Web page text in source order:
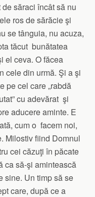
săraci încât să nu
ros de sărăcie şi
se tânguia, nu acuza,
tăcut bunătatea
el ceva. O făcea
cele din urmă. Şi a şi
pe cel care „rabdă
cu adevărat şi
aducere aminte. E
cum o facem noi,
Milostiv fiind Domnul
cei căzuţi în păcate
ca să-şi amintească
sine. Un timp să se
care, după ce a